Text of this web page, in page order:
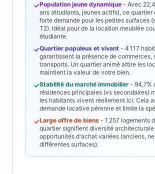
✓Population jeune dynamique - Avec
ans (étudiants, jeunes actifs), ce quartier
forte demande pour les petites surfaces
T2). Idéal pour de la location meublée
étudiante.
✓Quartier populeux et vivant - 4 117
garantissent la présence de commerces,
transports. Un quartier animé attire les
maintient la valeur de votre bien.
✓Stabilité du marché immobilier - 94,7%
résidences principales (vs secondaires)
les habitants vivent réellement ici. Cela
demande locative pérenne et limite la
✓Large offre de biens - 1 257 logements
quartier signifient diversité
opportunités d'achat variées (anciens,
différentes surfaces).